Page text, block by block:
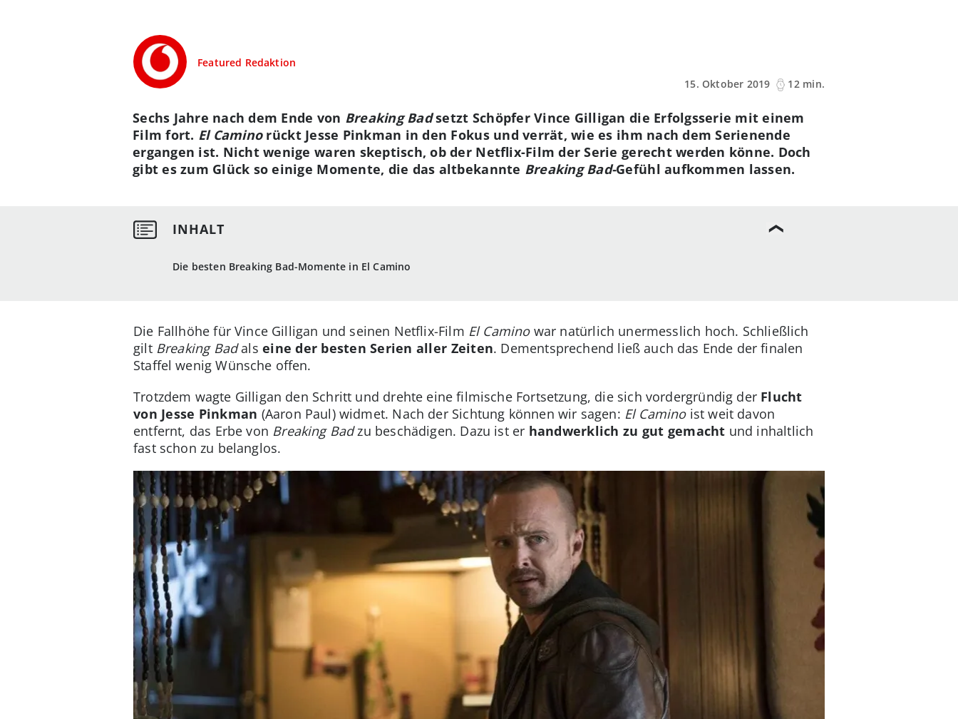
Featured Redaktion
15. Oktober 2019
12 min.
Die besten Breaking Bad-Momente in El Camino
Sechs Jahre nach dem Ende von Breaking Badsetzt Schöpfer Vince Gilligan die Erfolgsserie mit einem
Film fort. El Caminorückt Jesse Pinkman in den Fokus und verrät, wie es ihm nach dem Serienende
ergangen ist. Nicht wenige waren skeptisch, ob der Netflix-Film der Serie gerecht werden könne. Doch
gibt es zum Glück so einige Momente, die das altbekannte Breaking Bad-Gefühl aufkommen lassen.
Die Fallhöhe für Vince Gilligan und seinen Netflix-Film El Caminowar natürlich unermesslich hoch. Schließlich
gilt Breaking Badals eine der besten Serien aller Zeiten. Dementsprechend ließ auch das Ende der finalen
Staffel wenig Wünsche offen.
Trotzdem wagte Gilligan den Schritt und drehte eine filmische Fortsetzung, die sich vordergründig der Flucht
von Jesse Pinkman (Aaron Paul) widmet. Nach der Sichtung können wir sagen: El Caminoist weit davon
entfernt, das Erbe von Breaking Badzu beschädigen. Dazu ist er handwerklich zu gut gemacht und inhaltlich
fast schon zu belanglos.